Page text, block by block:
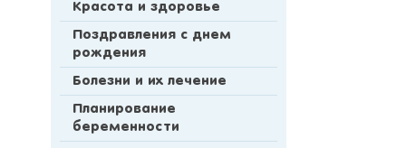
Красота и здоровье
Поздравления с днем
рождения
Болезни и их лечение
Планирование
беременности